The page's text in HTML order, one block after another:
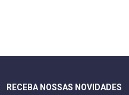
RECEBA NOSSAS NOVIDADES